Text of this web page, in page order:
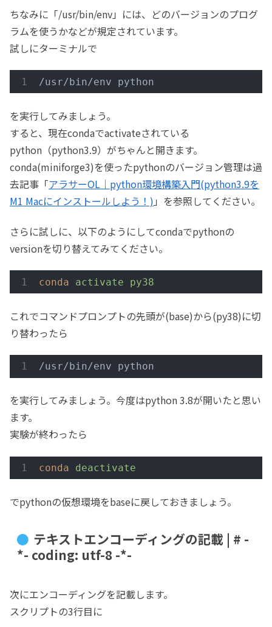
ちなみに「/usr/bin/env」には、どのバージョンのプログ
ラムを使うかなどが規定されています。
試しにターミナルで
/usr/bin/env python
を実行してみましょう。
すると、現在condaでactivateされている
python（python3.9）がちゃんと開きます。
conda(miniforge3)を使ったpythonのバージョン管理は過
去記事「アラサーOL｜python環境構築入門(python3.9を
M1 Macにインストールしよう！) 」を参照してください。
さらに試しに、以下のようにしてcondaでpythonの
versionを切り替えてみてください。
conda activate py38
これでコマンドプロンプトの先頭が(base)から(py38)に切
り替わったら
/usr/bin/env python
を実行してみましょう。今度はpython 3.8が開いたと思い
ます。
実験が終わったら
conda deactivate
でpythonの仮想環境をbaseに戻しておきましょう。
テキストエンコーディングの記載 | # -
*- coding: utf-8 -*-
次にエンコーディングを記載します。
スクリプトの3行目に